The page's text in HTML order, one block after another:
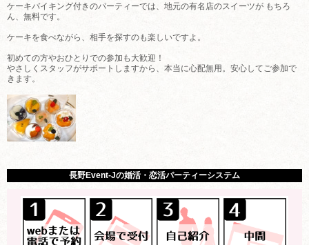
ケーキバイキング付きのパーティーでは、地元の有名店のスイーツが もちろ
ん、無料です。
ケーキを食べながら、相手を探すのも楽しいですよ。
初めての方やおひとりでの参加も大歓迎！
やさしくスタッフがサポートしますから、本当に心配無用。安心してご参加で
きます。
長野Event-Jの婚活・恋活パーティーシステム